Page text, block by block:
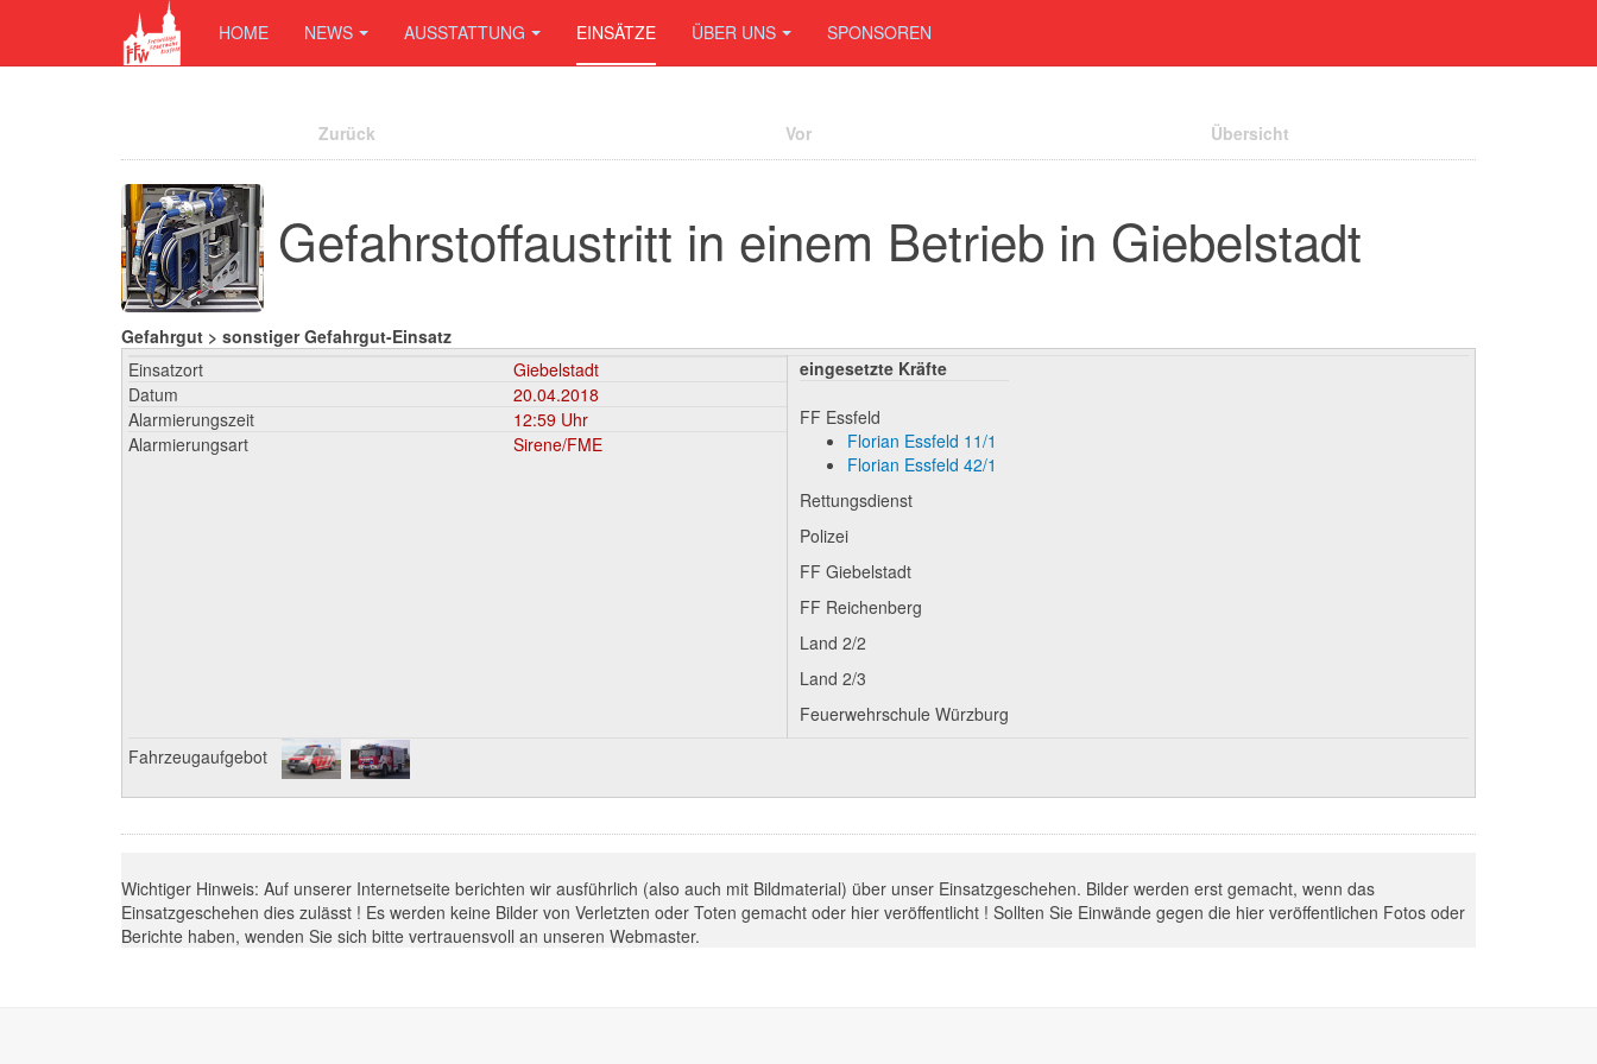
HOME NEWS AUSSTATTUNG EINSÄTZE ÜBER UNS SPONSOREN
Zurück Vor Übersicht
Gefahrstoffaustritt in einem Betrieb in Giebelstadt
Gefahrgut > sonstiger Gefahrgut-Einsatz
Einsatzort
Giebelstadt
Datum
20.04.2018
Alarmierungszeit
12:59 Uhr
Alarmierungsart
Sirene/FME
eingesetzte Kräfte
FF Essfeld
Florian Essfeld 11/1
Florian Essfeld 42/1
Rettungsdienst
Polizei
FF Giebelstadt
FF Reichenberg
Land 2/2
Land 2/3
Feuerwehrschule Würzburg
Fahrzeugaufgebot
Wichtiger Hinweis: Auf unserer Internetseite berichten wir ausführlich (also auch mit Bildmaterial) über unser Einsatzgeschehen. Bilder werden erst gemacht, wenn das
Einsatzgeschehen dies zulässt ! Es werden keine Bilder von Verletzten oder Toten gemacht oder hier veröffentlicht ! Sollten Sie Einwände gegen die hier veröffentlichen Fotos oder
Berichte haben, wenden Sie sich bitte vertrauensvoll an unseren Webmaster.